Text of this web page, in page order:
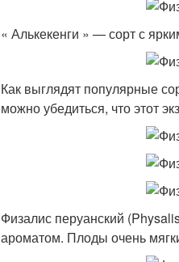
« Алькекенги » — сорт с
Как выглядят популярные
можно убедиться, что этот
Физалис перуанский
ароматом. Плоды очень